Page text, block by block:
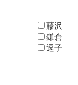
藤沢
鎌倉
逗子